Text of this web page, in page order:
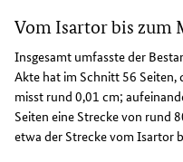
Vom Isartor bis zum
Insgesamt umfasste der
Akte hat im Schnitt 56 Seiten,
misst rund 0,01 cm;
Seiten eine Strecke von rund
etwa der Strecke vom Isartor